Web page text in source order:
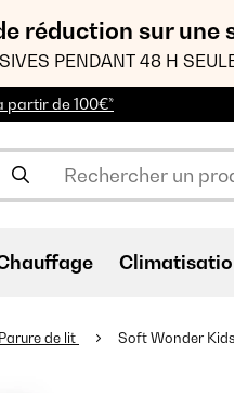
réduction sur
PENDANT 48 H
partir de 100€*
Parure de lit Soft Wonder